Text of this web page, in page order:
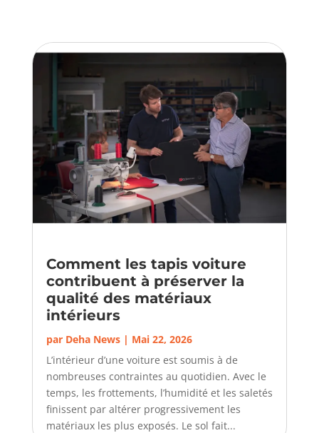
Comment les tapis voiture
contribuent à préserver la
qualité des matériaux
intérieurs
par Deha News| Mai 22, 2026
L’intérieur d’une voiture est soumis à de
nombreuses contraintes au quotidien. Avec le
temps, les frottements, l’humidité et les saletés
finissent par altérer progressivement les
matériaux les plus exposés. Le sol fait...